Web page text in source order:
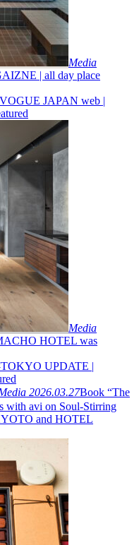
Media
| all day place
VOGUE JAPAN web |
Media
HOTEL was
TOKYO UPDATE |
2026.03.27Book “The
with avi on Soul-Stirring
and HOTEL